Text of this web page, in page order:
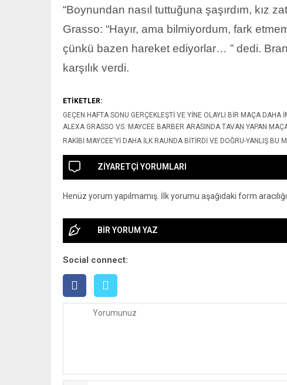
“Boynundan nasıl tuttuğuna şaşırdım, kız
Grasso: “Hayır, ama bilmiyordum, fark
çünkü bazen hareket ediyorlar… ” dedi.
karşılık verdi.
ETİKETLER:
GEÇEN HAFTA SONU GERÇEKLEŞTI VE YINE OLAYLI BIR MAÇA
ALEXA GRASSO VS. MAYCEE BARBER ARASINDA TAVAN YAPAN
RAKIBI MAYCEE'YI DAHA ILK RAUNDA BITIRDI VE DOĞRU-YANLIŞ BU
ZİYARETÇİ YORUMLARI
Henüz yorum yapılmamış. İlk yorumu aşağıdaki form
BİR YORUM YAZ
Social connect: